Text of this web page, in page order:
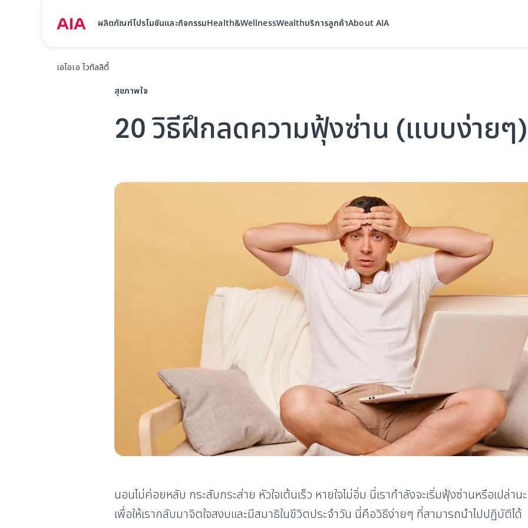
ผลิตภัณฑ์โปรโมชันและกิจกรรมHealth&WellnessWealthบริการลูกค้าAbout AIA
เอไอเอ ไวทัลลิตี้
สุขภาพใจ
20 วิธีฝึกลดความฟุ้งซ่าน (แบบง่ายๆ)
นอนไม่ค่อยหลับ กระสับกระส่าย หัวใจเต้นเร็ว หายใจไม่อิ่ม นี่เรากำลังจะเริ่มฟุ้งซ่านหรือเปล่านะ
เพื่อให้เรากลับมาจิตใจสงบและมีสมาธิในขีวิตประจำวัน นี่คือวิธีง่ายๆ ที่สามารถนำไปปฏิบัติได้